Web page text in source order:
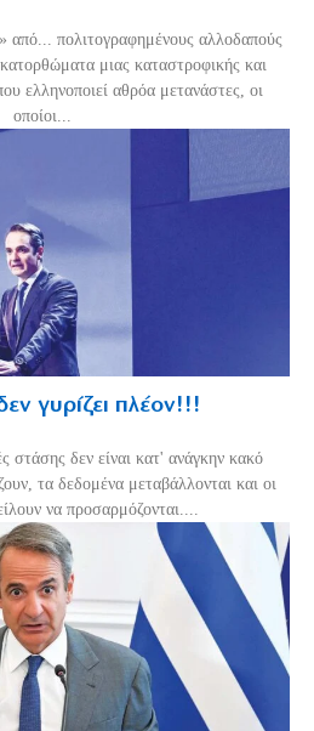
από... πολιτογραφημένους αλλοδαπούς
μιας καταστροφικής και
ελληνοποιεί αθρόα μετανάστες, οι
οποίοι...
γυρίζει πλέον!!!
στάσης δεν είναι κατ' ανάγκην κακό
τα δεδομένα μεταβάλλονται και οι
να προσαρμόζονται....